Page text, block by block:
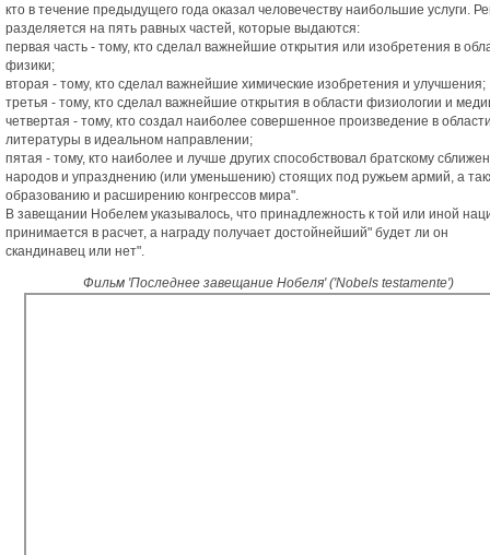
кто в течение предыдущего года оказал человечеству наибольшие услуги.
разделяется на пять равных частей, которые выдаются:
первая часть - тому, кто сделал важнейшие открытия или изобретения в
физики;
вторая - тому, кто сделал важнейшие химические изобретения и улучшения;
третья - тому, кто сделал важнейшие открытия в области физиологии и
четвертая - тому, кто создал наиболее совершенное произведение в
литературы в идеальном направлении;
пятая - тому, кто наиболее и лучше других способствовал братскому
народов и упразднению (или уменьшению) стоящих под ружьем армий, а
образованию и расширению конгрессов мира".
В завещании Нобелем указывалось, что принадлежность к той или иной
принимается в расчет, а награду получает достойнейший" будет ли он
скандинавец или нет".
Фильм 'Последнее завещание Нобеля' ('Nobels testamente')